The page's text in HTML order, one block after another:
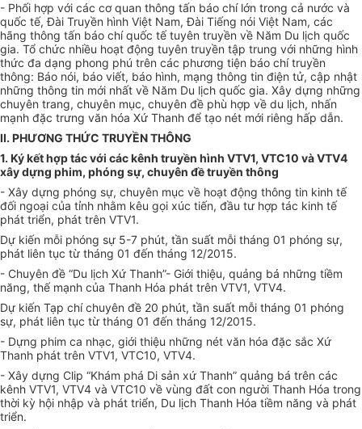
- Phối hợp với các cơ quan thông tấn báo chí lớn trong cả nước và
quốc tế, Đài Truyền hình Việt Nam, Đài Tiếng nói Việt Nam, các
hãng thông tấn báo chí quốc tế tuyên truyền về Năm Du lịch quốc
gia. Tổ chức nhiều hoạt động tuyên truyền tập trung với những hình
thức đa dạng phong phú trên các phương tiện báo chí truyền
thông: Báo nói, báo viết, báo hình, mạng thông tin điện tử, cập nhật
những thông tin mới nhất về Năm Du lịch quốc gia. Xây dựng những
chuyên trang, chuyên mục, chuyên đề phù hợp về du lịch, nhấn
mạnh đặc trưng văn hóa Xứ Thanh để tạo nét mới riêng hấp dẫn.
II. PHƯƠNG THỨC TRUYỀN THÔNG
1. Ký kết hợp tác với các kênh truyền hình VTV1, VTC10 và VTV4
xây dựng phim, phóng sự, chuyên đề truyền thông
- Xây dựng phóng sự, chuyên mục về hoạt động thông tin kinh tế
đối ngoại của tỉnh nhằm kêu gọi xúc tiến, đầu tư hợp tác kinh tế
phát triển, phát trên VTV1.
Dự kiến mỗi phóng sự 5-7 phút, tần suất mỗi tháng 01 phóng sự,
phát liên tục từ tháng 01 đến tháng 12/2015.
- Chuyên đề “Du lịch Xứ Thanh”- Giới thiệu, quảng bá những tiềm
năng, thế mạnh của Thanh Hóa phát trên VTV1, VTV4.
Dự kiến Tạp chí chuyên đề 20 phút, tần suất mỗi tháng 01 phóng
sự, phát liên tục từ tháng 01 đến tháng 12/2015.
- Dựng phim ca nhạc, giới thiệu những nét văn hóa đặc sắc Xứ
Thanh phát trên VTV1, VTC10, VTV4.
- Xây dựng Clip “Khám phá Di sản xứ Thanh” quảng bá trên các
kênh VTV1, VTV4 và VTC10 về vùng đất con người Thanh Hóa trong
thời kỳ hội nhập và phát triển, Du lịch Thanh Hóa tiềm năng và phát
triển.